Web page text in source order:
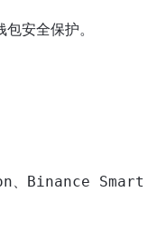
安全保护。
、Binance Smart